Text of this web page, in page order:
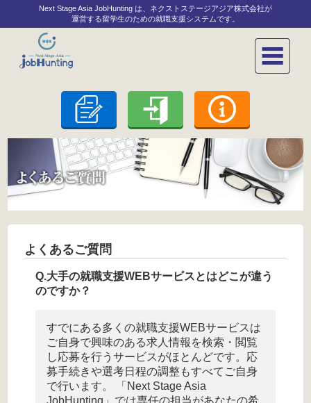
Next Stage Asia JobHunting は、ネクストステージアジア株式会社が
運営する留学生のための就職支援システムです。
よくあるご質問
大手の就職支援WEBサービスとはどこが違う
のですか？
すでにある多くの就職支援WEBサービスは
ご自身で興味のある求人情報を検索・閲覧
し応募を行うサービスがほとんどです。応
募手続きや選考日程の調整もすべてご自身
で行います。 「Next Stage Asia
JobHunting」では専任の担当があなたの希